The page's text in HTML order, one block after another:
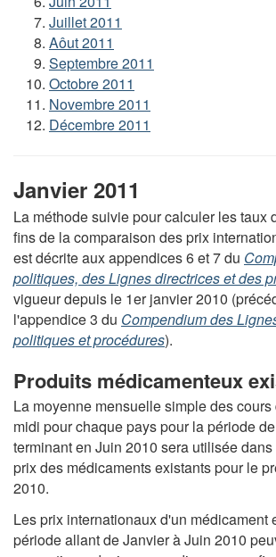
Juillet 2011
Aôut 2011
Septembre 2011
Octobre 2011
Novembre 2011
Décembre 2011
Janvier 2011
La méthode suivie pour calculer les taux
fins de la comparaison des prix
est décrite aux appendices 6 et 7 du
politiques, des Lignes directrices et des
vigueur depuis le 1er janvier 2010
l'appendice 3 du Compendium des
politiques et procédures).
Produits médicamenteux
La moyenne mensuelle simple des
midi pour chaque pays pour la période
terminant en Juin 2010 sera utilisée
prix des médicaments existants pour le
2010.
Les prix internationaux d'un médicament
période allant de Janvier à Juin 2010